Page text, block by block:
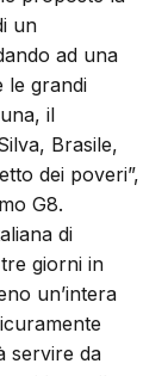
un
ad una
le grandi
il
Brasile,
dei poveri”,
G8.
di
giorni in
un’intera
servire da